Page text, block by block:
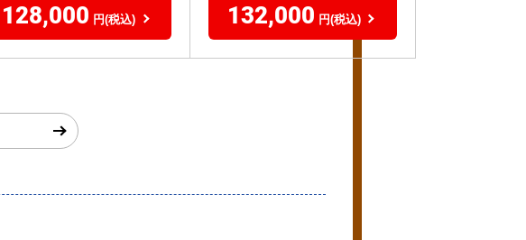
128,000 円(税込) 132,000 円(税込)